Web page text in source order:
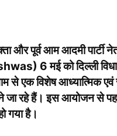
और पूर्व आम आदमी पार्टी
6 मई को दिल्ली
से एक विशेष आध्यात्मिक
जा रहे हैं। इस आयोजन से
गया है।